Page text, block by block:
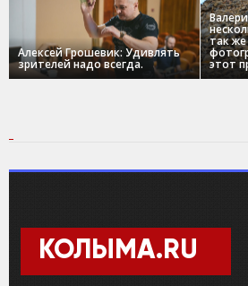
Алексей Грошевик: Удивлять
зрителей надо всегда.
так
этот
КОЛЫМА.RU